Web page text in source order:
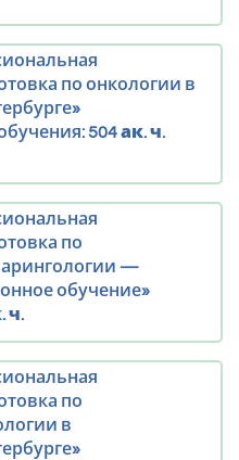
по онкологии в
504 ак. ч.
по
—
обучение»
ч.
по
в